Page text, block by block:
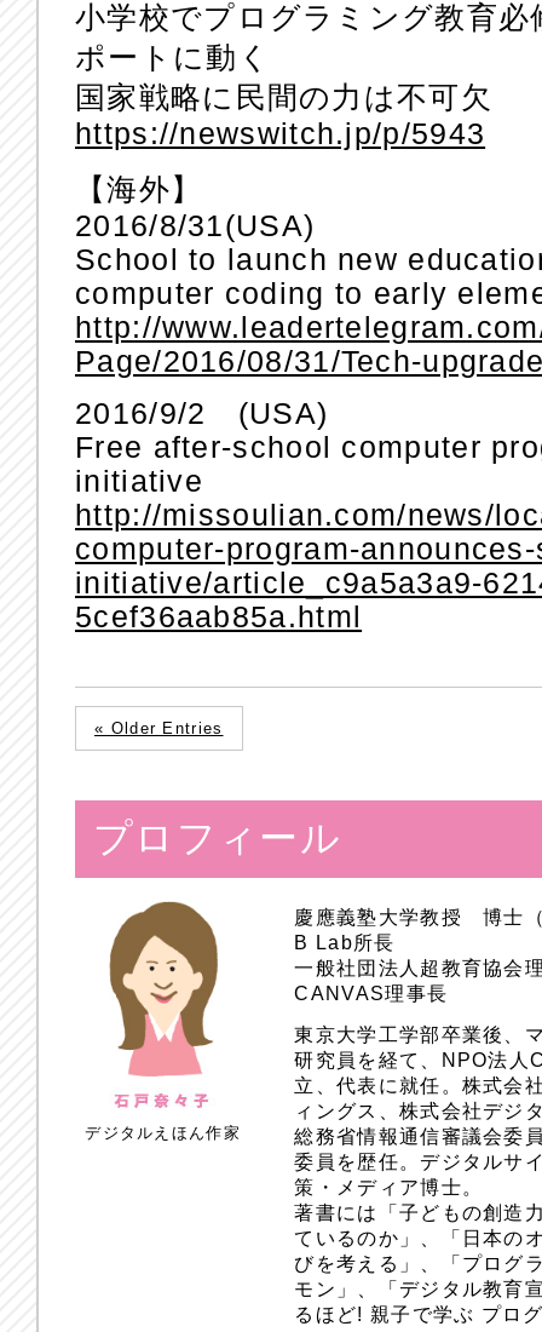
小学校でプログラミング教育
ポートに動く
国家戦略に民間の力は不可欠
https://newswitch.jp/p/5943
【海外】
2016/8/31(USA)
School to launch new
computer coding to early
http://
Page/2016/08/31/Tech-
2016/9/2 (USA)
Free after-school computer
initiative
http://missoulian.com/news/
computer-program-
initiative/article_c9a5a3a9-
5cef36aab85a.html
« Older Entries
プロフィール
デジタルえほん作家
慶應義塾大学教授 博士
B Lab所長
一般社団法人超教育協会
CANVAS理事長
東京大学工学部卒業後、
研究員を経て、NPO法人
立、代表に就任。株式会
ィングス、株式会社デジ
総務省情報通信審議会委
委員を歴任。デジタルサ
策・メディア博士。
著書には「子どもの創造
ているのか」、「日本の
びを考える」、「プログ
モン」、「デジタル教育
るほど! 親子で学ぶ プロ